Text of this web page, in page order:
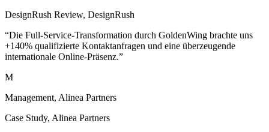
“Die Full-Service-Transformation durch GoldenWing brachte uns
+140% qualifizierte Kontaktanfragen und eine überzeugende
internationale Online-Präsenz.”
M
Management, Alinea Partners
Case Study,Alinea Partners
“Das UX-Redesign durch GoldenWing hat unsere Lead-Qualität um
+85% gesteigert und die Bounce Rate signifikant gesenkt.